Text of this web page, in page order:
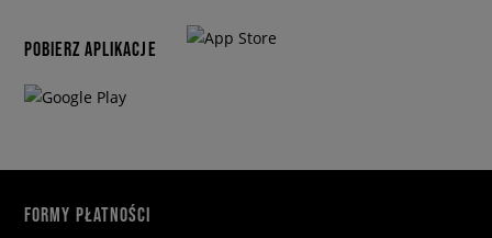
POBIERZ APLIKACJE
FORMY PŁATNOŚCI